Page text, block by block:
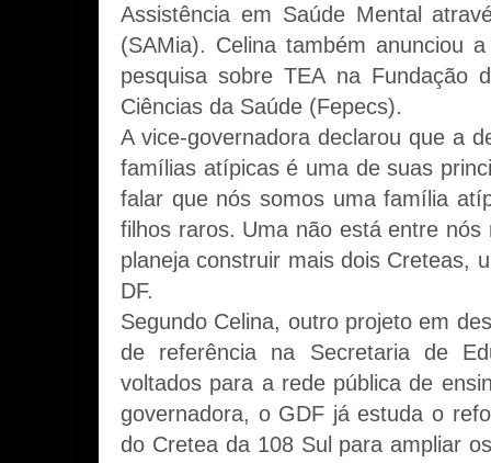
Assistência em Saúde Mental
(SAMia). Celina também anunciou
pesquisa sobre TEA na Fundação
Ciências da Saúde (Fepecs).
A vice-governadora declarou que a
famílias atípicas é uma de suas
falar que nós somos uma família
filhos raros. Uma não está entre nós
planeja construir mais dois Creteas,
DF.
Segundo Celina, outro projeto em
de referência na Secretaria de
voltados para a rede pública de
governadora, o GDF já estuda o
do Cretea da 108 Sul para ampliar